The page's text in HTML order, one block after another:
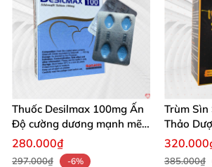
Thuốc Desilmax 100mg Ấn
Độ cường dương mạnh mẽ
tăng sinh lý phái mạnh
280.000₫
297.000₫
-6%
Trùm Sìn
Thảo
Cường
385.000₫